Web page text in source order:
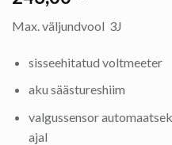
Max. väljundvool 3J
sisseehitatud voltmeeter
aku säästureshiim
valgussensor
ajal